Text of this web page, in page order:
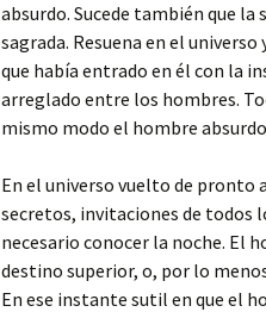
absurdo. Sucede también que la
sagrada. Resuena en el
que había entrado en él con la
arreglado entre los hombres.
mismo modo el hombre
En el universo vuelto de pronto
secretos, invitaciones de todos
necesario conocer la noche. El
destino superior, o, por lo
En ese instante sutil en que el